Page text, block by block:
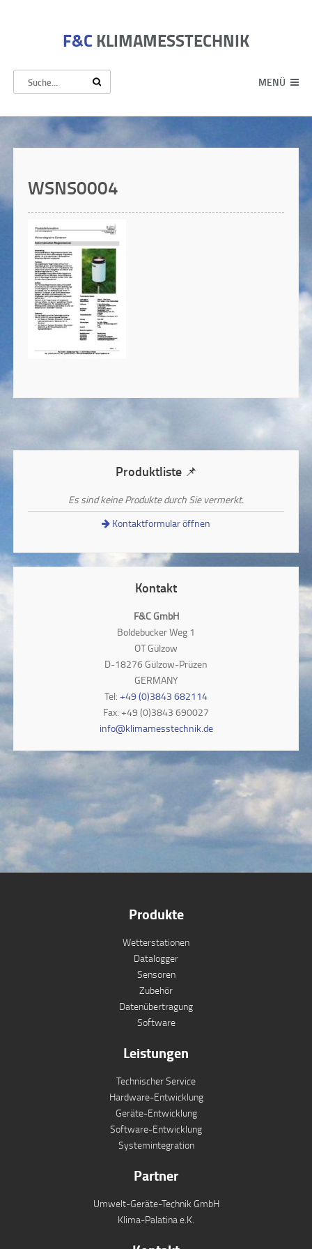
F&C KLIMAMESSTECHNIK
MENÜ
WSNS0004
Produktliste 📌
Es sind keine Produkte durch Sie vermerkt.
Kontaktformular öffnen
Kontakt
F&C GmbH
Boldebucker Weg 1
OT Gülzow
D-18276 Gülzow-Prüzen
GERMANY
Tel: +49 (0)3843 682114
Fax: +49 (0)3843 690027
info@klimamesstechnik.de
Produkte
Wetterstationen
Datalogger
Sensoren
Zubehör
Datenübertragung
Software
Leistungen
Technischer Service
Hardware-Entwicklung
Geräte-Entwicklung
Software-Entwicklung
Systemintegration
Partner
Umwelt-Geräte-Technik GmbH
Klima-Palatina e.K.